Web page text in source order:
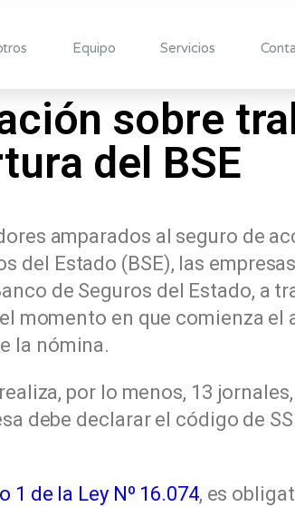
Equipo Servicios
sobre
del BSE
amparados al seguro de
del Estado (BSE), las
de Seguros del Estado, a
momento en que comienza el
la nómina.
por lo menos, 13
debe declarar el código de
1 de la Ley Nº 16.074, es